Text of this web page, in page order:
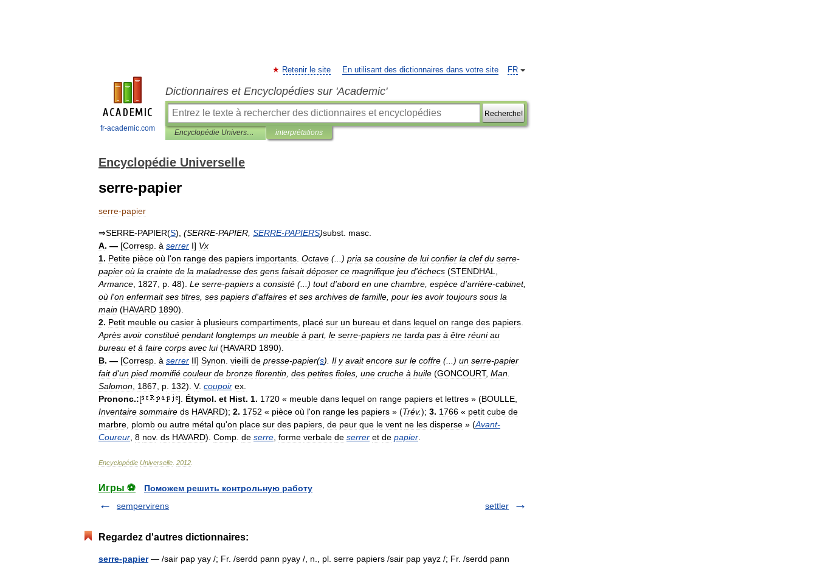
fr-academic.com
FR
Retenir le site En utilisant des dictionnaires dans votre site
Dictionnaires et Encyclopédies sur 'Academic'
Recherche!
Encyclopédie Universelle interprétations
Encyclopédie Universelle
serre-papier
serre-papier
⇒SERRE-PAPIER(S), (SERRE-PAPIER SERRE-PAPIERS)subst masc
A. — [Corresp à serrer I] Vx
1. Petite pièce où l'on range des papiers importants Octave (...) pria sa cousine de lui confier la clef du serre-
papier où la crainte de la maladresse des gens faisait déposer ce magnifique jeu d'échecs (STENDHAL
Armance 1827 p 48). Le serre-papiers a consisté (...) tout d'abord en une chambre espèce d'arrière-cabinet,
où l'on enfermait ses titres ses papiers d'affaires et ses archives de famille pour les avoir toujours sous la
main (HAVARD 1890).
2. Petit meuble ou casier à plusieurs compartiments placé sur un bureau et dans lequel on range des papiers
Après avoir constitué pendant longtemps un meuble à part, le serre-papiers ne tarda pas à être réuni au
bureau et à faire corps avec lui(HAVARD 1890).
B. — [Corresp à serrer II] Synon vieilli de presse-papier(s). Il y avait encore sur le coffre (...) un serre-papier
fait d'un pied momifié couleur de bronze florentin des petites fioles une cruche à huile (GONCOURT, Man
Salomon 1867 p 132). V. coupoir ex
Prononc.:[ ]. Étymol. et Hist. 1. 1720 « meuble dans lequel on range papiers et lettres » (BOULLE
Inventaire sommaire ds HAVARD); 2. 1752 « pièce où l'on range les papiers » (Trév.); 3. 1766 « petit cube de
marbre plomb ou autre métal qu'on place sur des papiers de peur que le vent ne les disperse » (Avant-
Coureur 8 nov. ds HAVARD). Comp de serre forme verbale de serrer et de papier
Encyclopédie Universelle 2012
Игры ⚽
Поможем решить контрольную работу
sempervirens
settler
Regardez d'autres dictionnaires:
serre-papier— /sair pap yay /; Fr. /serdd pann pyay /, n., pl. serre papiers /sair pap yayz /; Fr. /serdd pann